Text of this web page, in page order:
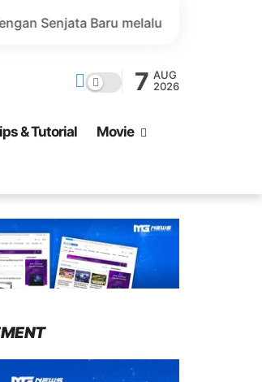
Top Up GoPay!
7 AUG
2026
& Tutorial Movie